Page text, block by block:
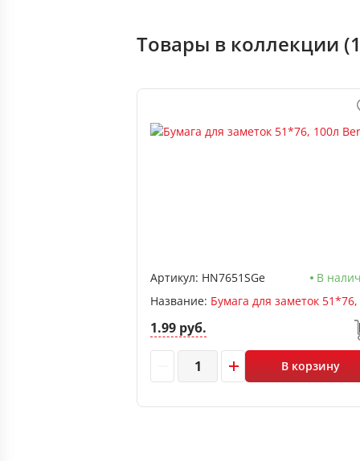
Товары в коллекции
Артикул: HN7651SGe
Название:
В
1.99 руб.
В корзину